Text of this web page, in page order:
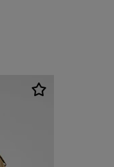
EUR